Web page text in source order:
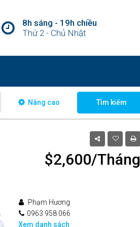
8h sáng - 19h chiều
Thứ 2 - Chủ Nhật
Nâng cao Tìm kiếm
$2,600/Tháng
Phạm Hương
0963 958 066
Xem danh sách